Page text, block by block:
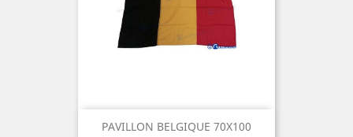
PAVILLON BELGIQUE 70X100